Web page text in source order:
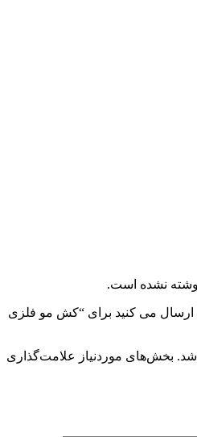
نشده است.
ارسال می کنید برای “کش مو فلزی
شد. بخش‌های موردنیاز علامت‌گذاری